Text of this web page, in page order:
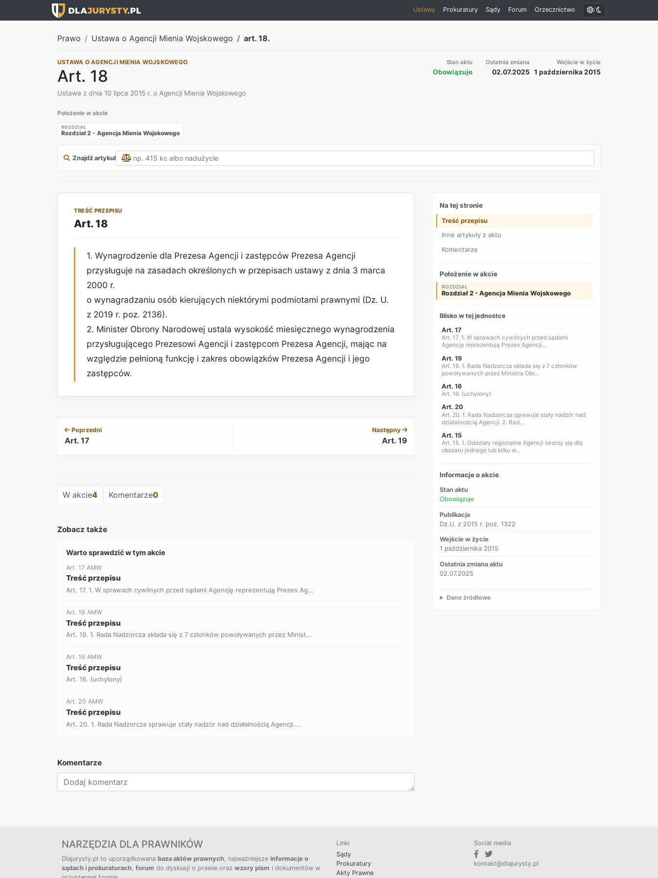
Ustawy Prokuratury Sądy Forum Orzecznictwo /
Prawo Ustawa o Agencji Mienia Wojskowego art. 18.
USTAWA O AGENCJI MIENIA WOJSKOWEGO
Art. 18
Ustawa z dnia 10 lipca 2015 r. o Agencji Mienia Wojskowego
Stan aktu
Obowiązuje
Ostatnia zmiana
02.07.2025
Wejście w życie
1 października 2015
Położenie w akcie
ROZDZIAŁ
Rozdział 2 - Agencja Mienia Wojskowego
Znajdź artykuł
TREŚĆ PRZEPISU
Art. 18
1. Wynagrodzenie dla Prezesa Agencji i zastępców Prezesa Agencji
przysługuje na zasadach określonych w przepisach ustawy z dnia 3 marca
2000 r.
o wynagradzaniu osób kierujących niektórymi podmiotami prawnymi (Dz. U.
z 2019 r. poz. 2136).
2. Minister Obrony Narodowej ustala wysokość miesięcznego wynagrodzenia
przysługującego Prezesowi Agencji i zastępcom Prezesa Agencji, mając na
względzie pełnioną funkcję i zakres obowiązków Prezesa Agencji i jego
zastępców.
Poprzedni
Art. 17
Następny
Art. 19
W akcie4 Komentarze0
Zobacz także
Warto sprawdzić w tym akcie
Art. 17 AMW
Treść przepisu
Art. 17. 1. W sprawach cywilnych przed sądami Agencję reprezentują Prezes Ag...
Art. 19 AMW
Treść przepisu
Art. 19. 1. Rada Nadzorcza składa się z 7 członków powoływanych przez Minist...
Art. 16 AMW
Treść przepisu
Art. 16. (uchylony)
Art. 20 AMW
Treść przepisu
Art. 20. 1. Rada Nadzorcza sprawuje stały nadzór nad działalnością Agencji....
Komentarze
Na tej stronie
Treść przepisu
Inne artykuły z aktu
Komentarze
Położenie w akcie
ROZDZIAŁ
Rozdział 2 - Agencja Mienia Wojskowego
Blisko w tej jednostce
Art. 17
Art. 17. 1. W sprawach cywilnych przed sądami
Agencję reprezentują Prezes Agencji...
Art. 19
Art. 19. 1. Rada Nadzorcza składa się z 7 członków
powoływanych przez Ministra Obr...
Art. 16
Art. 16. (uchylony)
Art. 20
Art. 20. 1. Rada Nadzorcza sprawuje stały nadzór nad
działalnością Agencji. 2. Rad...
Art. 15
Art. 15. 1. Oddziały regionalne Agencji tworzy się dla
obszaru jednego lub kilku w...
Informacje o akcie
Stan aktu
Obowiązuje
Publikacja
Dz.U. z 2015 r. poz. 1322
Wejście w życie
1 października 2015
Ostatnia zmiana aktu
02.07.2025
Dane źródłowe
NARZĘDZIA DLA PRAWNIKÓW
Dlajurysty.pl to uporządkowana baza aktów prawnych, najważniejsze informacje o
sądach i prokuraturach, forum do dyskusji o prawie oraz wzory pism i dokumentów w
Linki
Sądy
Prokuratury
Akty Prawne
Social media
kontakt@dlajurysty.pl